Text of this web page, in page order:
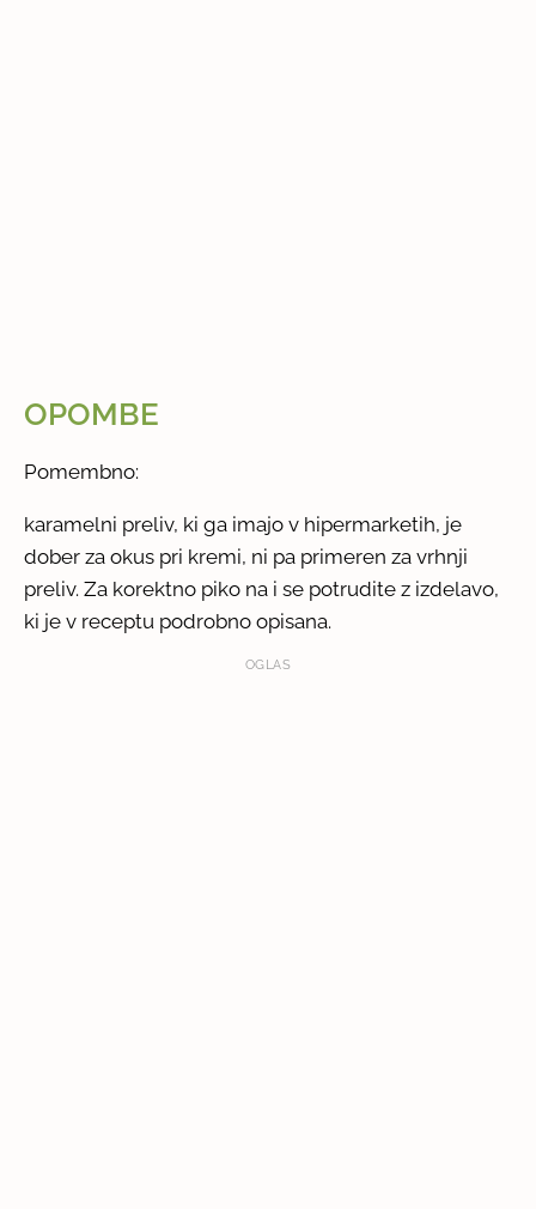
OPOMBE
Pomembno:
karamelni preliv, ki ga imajo v hipermarketih, je
dober za okus pri kremi, ni pa primeren za vrhnji
preliv. Za korektno piko na i se potrudite z izdelavo,
ki je v receptu podrobno opisana.
OGLAS